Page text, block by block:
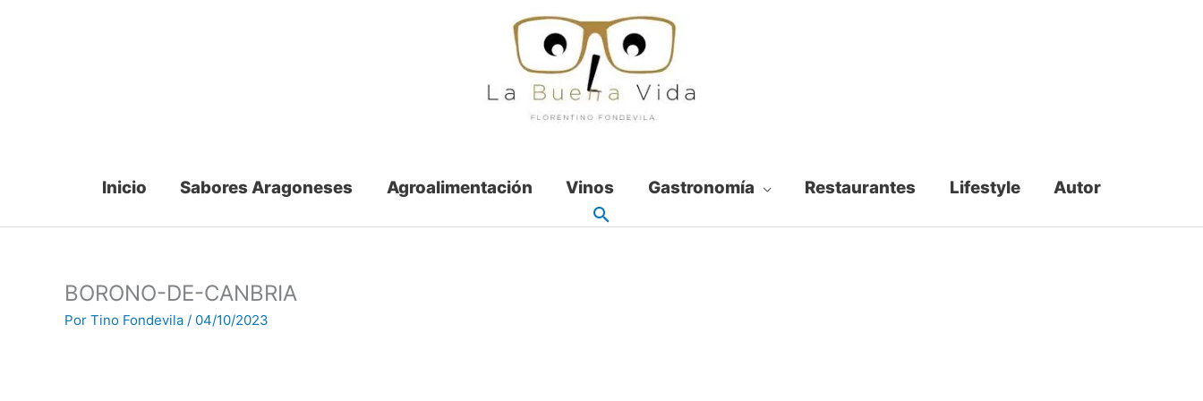
Inicio Sabores Aragoneses Agroalimentación Vinos Gastronomía Restaurantes Lifestyle Autor
BORONO-DE-CANBRIA
Por Tino Fondevila / 04/10/2023